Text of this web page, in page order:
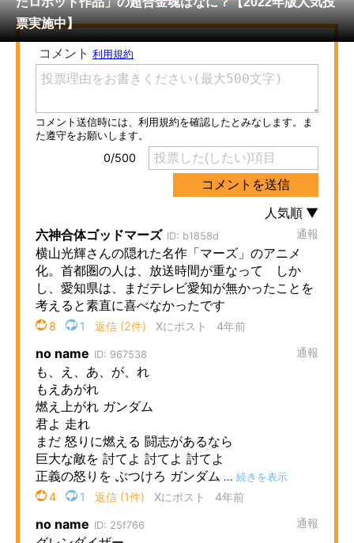
メディア
注目記事を集めた総合ページ
ITの今と未来を見通す
スマホと通信の最新トレンド
進化するPCとデバイスの未来
AI活用のいまが分かる
企業ITのトレンドを詳説
経営リーダーのコミュニティ
マーケ×ITの今がよく分かる
ITエンジニア向け専門サイト
企業向けIT製品の総合サイト
IT製品の技術・比較・事例
モノづくり技術者専門サイト
票実施中】